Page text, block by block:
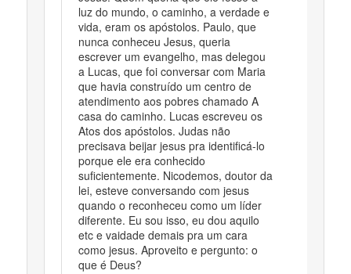
luz do mundo, o caminho, a verdade e
vida, eram os apóstolos. Paulo, que
nunca conheceu Jesus, queria
escrever um evangelho, mas delegou
a Lucas, que foi conversar com Maria
que havia construído um centro de
atendimento aos pobres chamado A
casa do caminho. Lucas escreveu os
Atos dos apóstolos. Judas não
precisava beijar jesus pra identificá-lo
porque ele era conhecido
suficientemente. Nicodemos, doutor da
lei, esteve conversando com jesus
quando o reconheceu como um líder
diferente. Eu sou isso, eu dou aquilo
etc e vaidade demais pra um cara
como jesus. Aproveito e pergunto: o
que é Deus?